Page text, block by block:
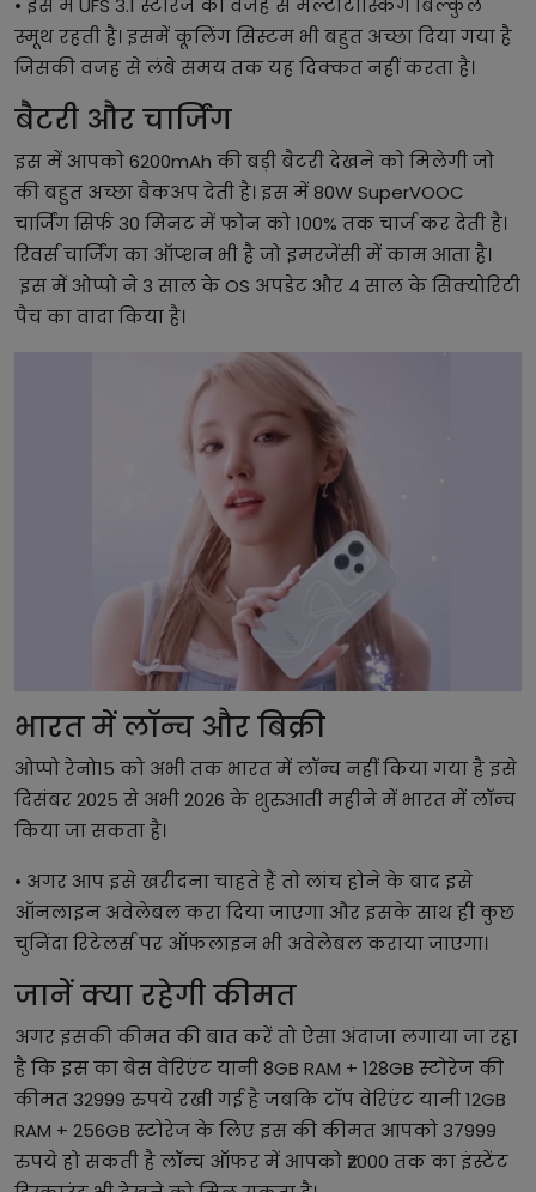
• इस में UFS 3.1 स्टोरेज की वजह से मल्टीटास्किंग बिल्कुल
स्मूथ रहती है। इसमें कूलिंग सिस्टम भी बहुत अच्छा दिया गया है
जिसकी वजह से लंबे समय तक यह दिक्कत नहीं करता है।
बैटरी और चार्जिंग
इस में आपको 6200mAh की बड़ी बैटरी देखने को मिलेगी जो
की बहुत अच्छा बैकअप देती है। इस में 80W SuperVOOC
चार्जिंग सिर्फ 30 मिनट में फोन को 100% तक चार्ज कर देती है।
रिवर्स चार्जिंग का ऑप्शन भी है जो इमरजेंसी में काम आता है।
इस में ओप्पो ने 3 साल के OS अपडेट और 4 साल के सिक्योरिटी
पैच का वादा किया है।
भारत में लॉन्च और बिक्री
ओप्पो रेनो15 को अभी तक भारत में लॉन्च नहीं किया गया है इसे
दिसंबर 2025 से अभी 2026 के शुरुआती महीने में भारत में लॉन्च
किया जा सकता है।
• अगर आप इसे खरीदना चाहते हैं तो लांच होने के बाद इसे
ऑनलाइन अवेलेबल करा दिया जाएगा और इसके साथ ही कुछ
चुनिंदा रिटेलर्स पर ऑफलाइन भी अवेलेबल कराया जाएगा।
जानें क्या रहेगी कीमत
अगर इसकी कीमत की बात करें तो ऐसा अंदाजा लगाया जा रहा
है कि इस का बेस वेरिएंट यानी 8GB RAM + 128GB स्टोरेज की
कीमत 32999 रुपये रखी गई है जबकि टॉप वेरिएंट यानी 12GB
RAM + 256GB स्टोरेज के लिए इस की कीमत आपको 37999
रुपये हो सकती है लॉन्च ऑफर में आपको ₹2000 तक का इंस्टेंट